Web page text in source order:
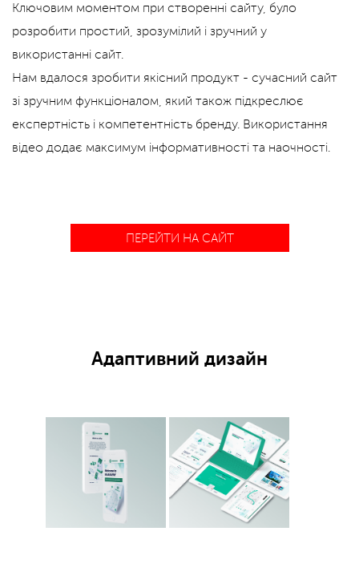
Ключовим моментом при створенні сайту, було
розробити простий, зрозумілий і зручний у
використанні сайт.
Нам вдалося зробити якісний продукт - сучасний сайт
зі зручним функціоналом, який також підкреслює
експертність і компетентність бренду. Використання
відео додає максимум інформативності та наочності.
ПЕРЕЙТИ НА САЙТ
Адаптивний дизайн